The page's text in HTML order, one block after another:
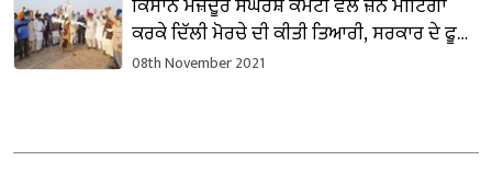
ਕਰਕੇ ਦਿੱਲੀ ਮੋਰਚੇ ਦੀ ਕੀਤੀ ਤਿਆਰੀ, ਸਰਕਾਰ ਦੇ ਫੂਕੇ
ਪੁਤਲੇ
08th November 2021